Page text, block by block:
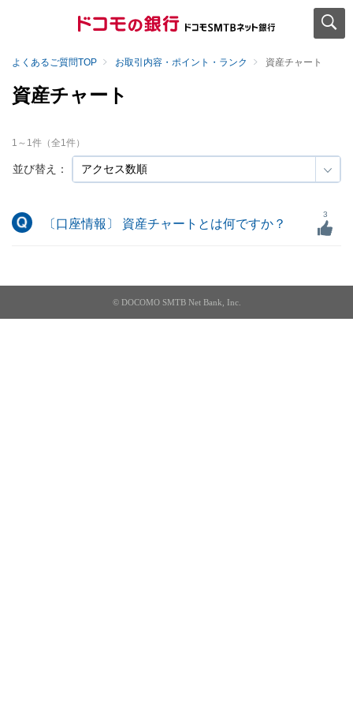
よくあるご質問TOP お取引内容・ポイント・ランク 資産チャート
資産チャート
並び替え：
1 ～ 1件（全1件）
〔口座情報〕 資産チャートとは何ですか？
3
© DOCOMO SMTB Net Bank, Inc.